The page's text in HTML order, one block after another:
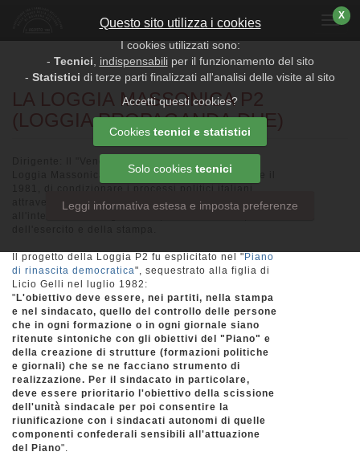
Menu
LA LOGGIA MASSONICA P2
(LOGGIA PROPAGANDA DUE)
Loggia Massonica segreta che tentò, tra il 1965 e il
attraverso la penetrazione di persone di fiducia
Il progetto della Loggia P2 fu esplicitato nel " Piano
di rinascita democratica", sequestrato alla figlia di
Licio Gelli nel luglio 1982:
" L'obiettivo deve essere, nei partiti, nella stampa
e nel sindacato, quello del controllo delle persone
che in ogni formazione o in ogni giornale siano
ritenute sintoniche con gli obiettivi del "Piano" e
della creazione di strutture (formazioni politiche
e giornali) che se ne facciano strumento di
realizzazione. Per il sindacato in particolare,
deve essere prioritario l'obiettivo della scissione
dell'unità sindacale per poi consentire la
riunificazione con i sindacati autonomi di quelle
componenti confederali sensibili all'attuazione
del Piano".
X
Questo sito utilizza i cookies
I cookies utilizzati sono:
- Tecnici indispensabiliper il funzionamento del sito
- Statistici di terze parti finalizzati all'analisi delle visite al sito
Accetti questi cookies?
Cookies tecnici e statistici
Solo cookies tecnici
Leggi informativa estesa e imposta preferenze